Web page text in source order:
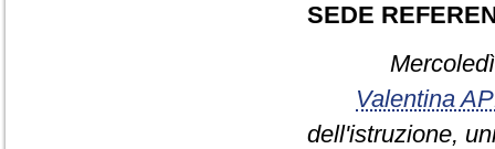
SEDE
Mercoledì
Valentina
dell'istruzione,